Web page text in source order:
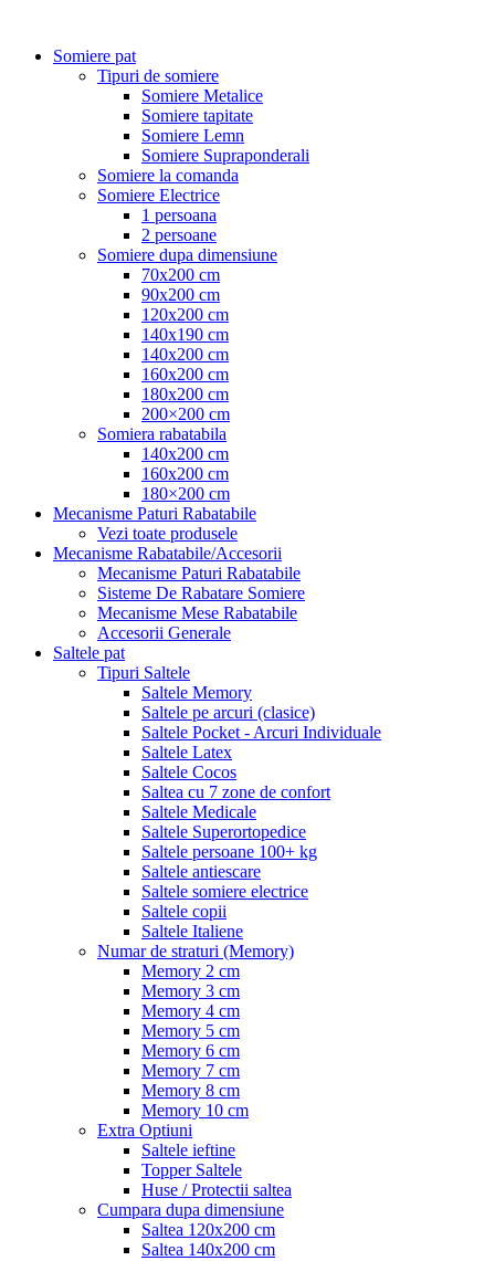
Somiere pat
Tipuri de somiere
Somiere Metalice
Somiere tapitate
Somiere Lemn
Somiere Supraponderali
Somiere la comanda
Somiere Electrice
1 persoana
2 persoane
Somiere dupa dimensiune
70x200 cm
90x200 cm
120x200 cm
140x190 cm
140x200 cm
160x200 cm
180x200 cm
200×200 cm
Somiera rabatabila
140x200 cm
160x200 cm
180×200 cm
Mecanisme Paturi Rabatabile
Vezi toate produsele
Mecanisme Rabatabile/Accesorii
Mecanisme Paturi Rabatabile
Sisteme De Rabatare Somiere
Mecanisme Mese Rabatabile
Accesorii Generale
Saltele pat
Tipuri Saltele
Saltele Memory
Saltele pe arcuri (clasice)
Saltele Pocket - Arcuri Individuale
Saltele Latex
Saltele Cocos
Saltea cu 7 zone de confort
Saltele Medicale
Saltele Superortopedice
Saltele persoane 100+ kg
Saltele antiescare
Saltele somiere electrice
Saltele copii
Saltele Italiene
Numar de straturi (Memory)
Memory 2 cm
Memory 3 cm
Memory 4 cm
Memory 5 cm
Memory 6 cm
Memory 7 cm
Memory 8 cm
Memory 10 cm
Extra Optiuni
Saltele ieftine
Topper Saltele
Huse / Protectii saltea
Cumpara dupa dimensiune
Saltea 120x200 cm
Saltea 140x200 cm